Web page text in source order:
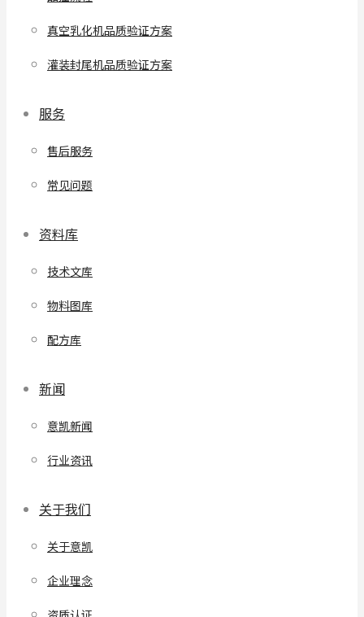
真空乳化机品质验证方案
灌装封尾机品质验证方案
服务
售后服务
常见问题
资料库
技术文库
物料图库
配方库
新闻
意凯新闻
行业资讯
关于我们
关于意凯
企业理念